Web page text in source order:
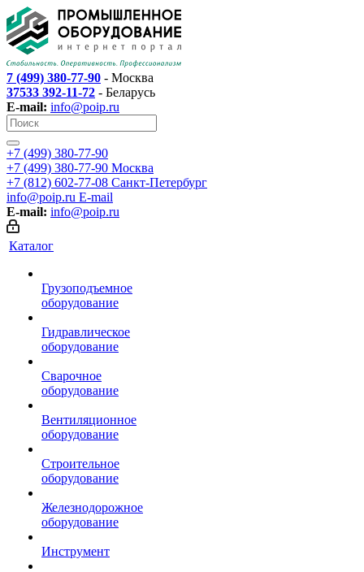
7 (499) 380-77-90 - Москва
37533 392-11-72 - Беларусь
E-mail: info@poip.ru
+7 (499) 380-77-90
+7 (499) 380-77-90 Москва
+7 (812) 602-77-08 Санкт-Петербург
info@poip.ru E-mail
E-mail: info@poip.ru
Каталог
Грузоподъемное
оборудование
Гидравлическое
оборудование
Сварочное
оборудование
Вентиляционное
оборудование
Строительное
оборудование
Железнодорожное
оборудование
Инструмент